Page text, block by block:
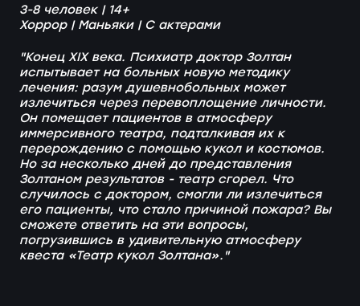
3-8 человек | 14+
Хоррор | Маньяки | С актерами
"Конец XIX века. Психиатр доктор Золтан
испытывает на больных новую методику
лечения: разум душевнобольных может
излечиться через перевоплощение личности.
Он помещает пациентов в атмосферу
иммерсивного театра, подталкивая их к
перерождению с помощью кукол и костюмов.
Но за несколько дней до представления
Золтаном результатов - театр сгорел. Что
случилось с доктором, смогли ли излечиться
его пациенты, что стало причиной пожара? Вы
сможете ответить на эти вопросы,
погрузившись в удивительную атмосферу
квеста «Театр кукол Золтана»."